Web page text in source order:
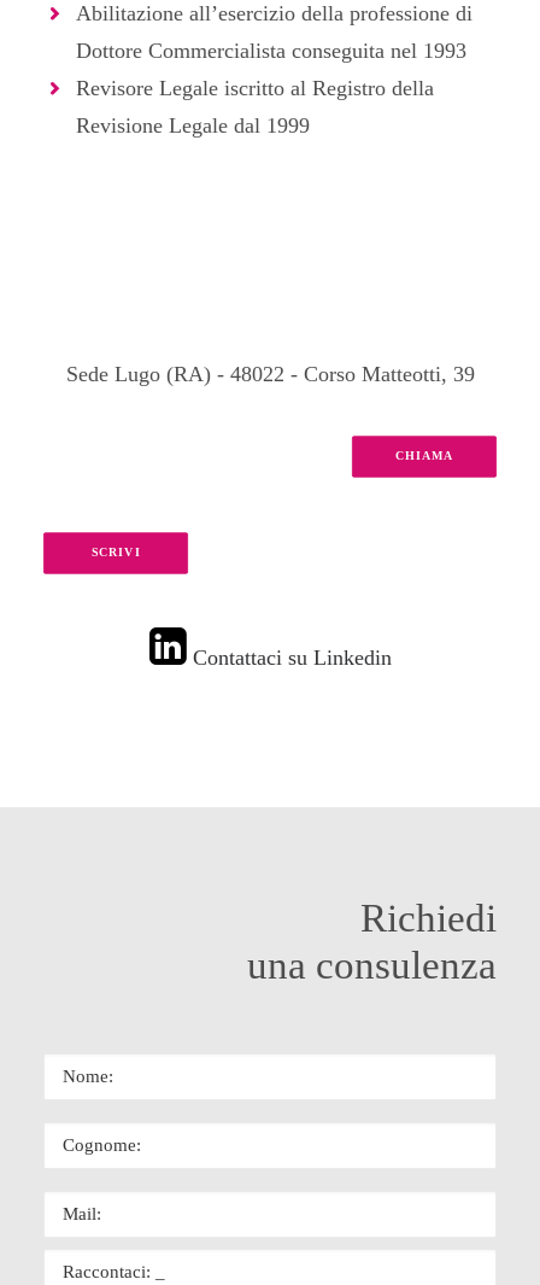
Abilitazione all’esercizio della professione di
Dottore Commercialista conseguita nel 1993
Revisore Legale iscritto al Registro della
Revisione Legale dal 1999
Sede Lugo (RA) - 48022 - Corso Matteotti, 39
CHIAMA
SCRIVI
Contattaci su Linkedin
Richiedi
una consulenza